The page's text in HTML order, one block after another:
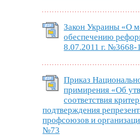
Закон Украины «О
обеспечению
8.07.2011 г. №3668-
Приказ
примирения «Об
соответствия
подтверждения
профсоюзов и
№73